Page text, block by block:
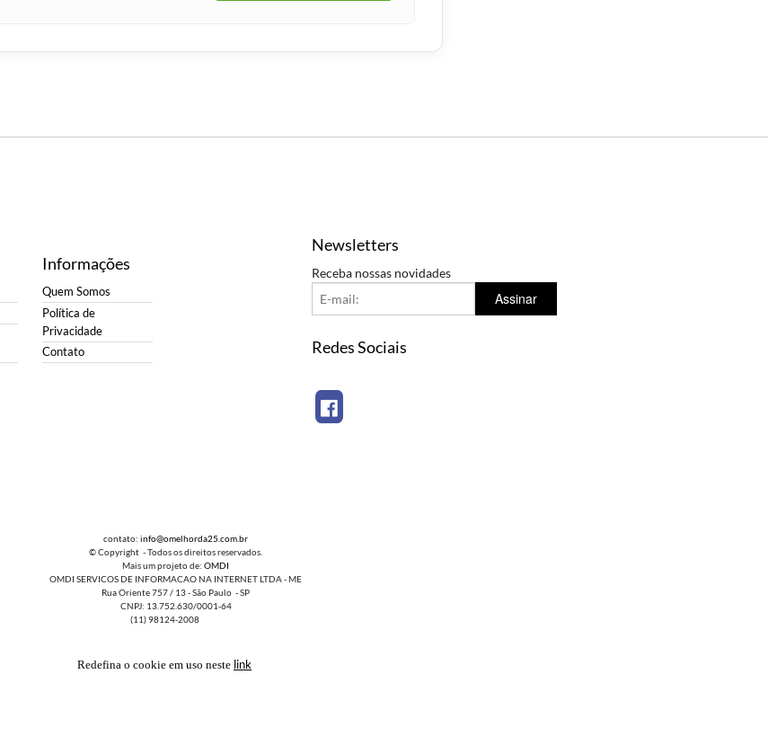
Informações
Quem Somos
Política de
Privacidade
Contato
Newsletters
Receba nossas novidades
Assinar
Redes Sociais
contato: info@omelhorda25.com.br
© Copyright - Todos os direitos reservados.
Mais um projeto de: OMDI
OMDI SERVICOS DE INFORMACAO NA INTERNET LTDA - ME
Rua Oriente 757 / 13 - São Paulo - SP
CNPJ: 13.752.630/0001-64
(11) 98124-2008
Redefina o cookie em uso neste link